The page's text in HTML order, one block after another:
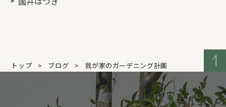
トップ ブログ 我が家のガーデニング計画